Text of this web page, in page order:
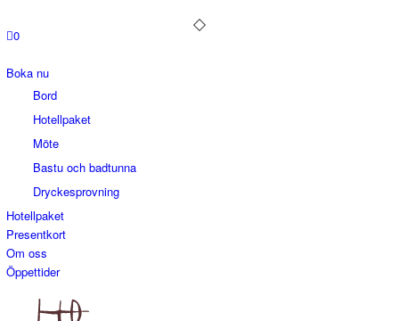
0
Boka nu
Bord
Hotellpaket
Möte
Bastu och badtunna
Dryckesprovning
Hotellpaket
Presentkort
Om oss
Öppettider